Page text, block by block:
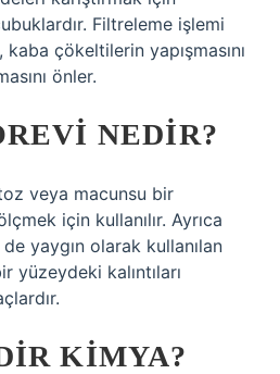
Filtreleme işlemi
kaba çökeltilerin yapışmasını
önler.
NEDIR?
veya macunsu bir
için kullanılır. Ayrıca
yaygın olarak kullanılan
yüzeydeki kalıntıları
KIMYA?